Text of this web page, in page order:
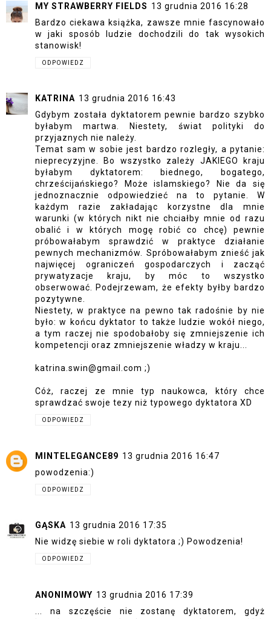
MY STRAWBERRY FIELDS 13 grudnia 2016 16:28
Bardzo ciekawa książka, zawsze mnie fascynowało
w jaki sposób ludzie dochodzili do tak wysokich
stanowisk!
ODPOWIEDZ
KATRINA 13 grudnia 2016 16:43
Gdybym została dyktatorem pewnie bardzo szybko
byłabym martwa. Niestety, świat polityki do
przyjaznych nie należy.
Temat sam w sobie jest bardzo rozległy, a pytanie:
nieprecyzyjne. Bo wszystko zależy JAKIEGO kraju
byłabym dyktatorem: biednego, bogatego,
chrześcijańskiego? Może islamskiego? Nie da się
jednoznacznie odpowiedzieć na to pytanie. W
każdym razie zakładając korzystne dla mnie
warunki (w których nikt nie chciałby mnie od razu
obalić i w których mogę robić co chcę) pewnie
próbowałabym sprawdzić w praktyce działanie
pewnych mechanizmów. Spróbowałabym znieść jak
najwięcej ograniczeń gospodarczych i zacząć
prywatyzacje kraju, by móc to wszystko
obserwować. Podejrzewam, że efekty byłby bardzo
pozytywne.
Niestety, w praktyce na pewno tak radośnie by nie
było: w końcu dyktator to także ludzie wokół niego,
a tym raczej nie spodobałoby się zmniejszenie ich
kompetencji oraz zmniejszenie władzy w kraju...
katrina.swin@gmail.com ;)
Cóż, raczej ze mnie typ naukowca, który chce
sprawdzać swoje tezy niż typowego dyktatora XD
ODPOWIEDZ
MINTELEGANCE89 13 grudnia 2016 16:47
powodzenia:)
ODPOWIEDZ
GĄSKA 13 grudnia 2016 17:35
Nie widzę siebie w roli dyktatora ;) Powodzenia!
ODPOWIEDZ
ANONIMOWY 13 grudnia 2016 17:39
... na szczęście nie zostanę dyktatorem, gdyż